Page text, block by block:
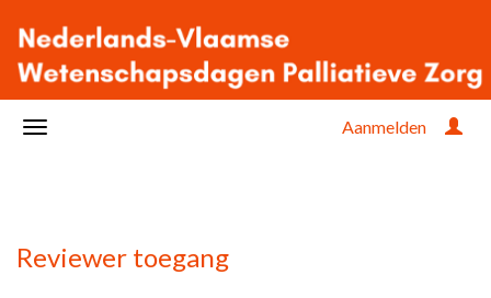
Aanmelden
Reviewer toegang